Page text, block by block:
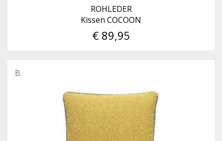
ROHLEDER
Kissen COCOON
€ 89,95
B